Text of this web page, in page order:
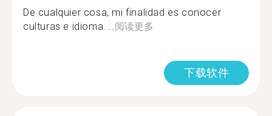
De cualquier cosa, mi finalidad es conocer
culturas e idioma....阅读更多
下载软件